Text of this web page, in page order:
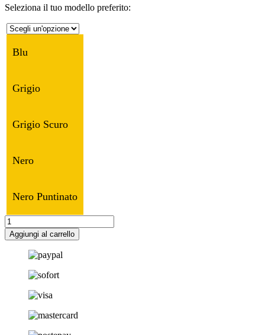
Seleziona il tuo modello preferito:
Blu
Grigio
Grigio Scuro
Nero
Nero Puntinato
COPRISEDILE
SU
MISURA
Aggiungi al carrello